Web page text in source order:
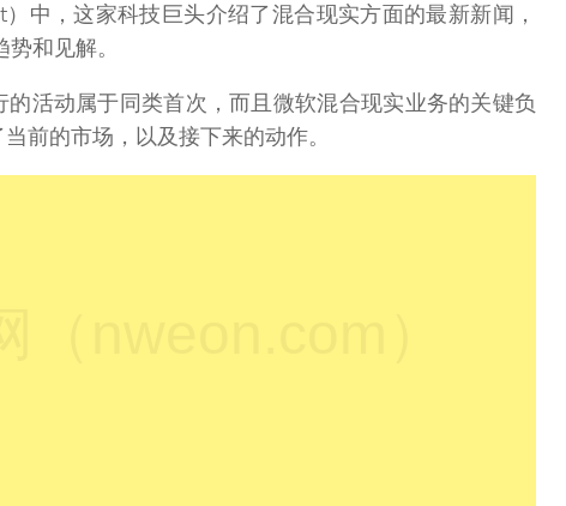
）中，这家科技巨头介绍了混合现实方面的最新新闻，
和见解。
活动属于同类首次，而且微软混合现实业务的关键负
前的市场，以及接下来的动作。